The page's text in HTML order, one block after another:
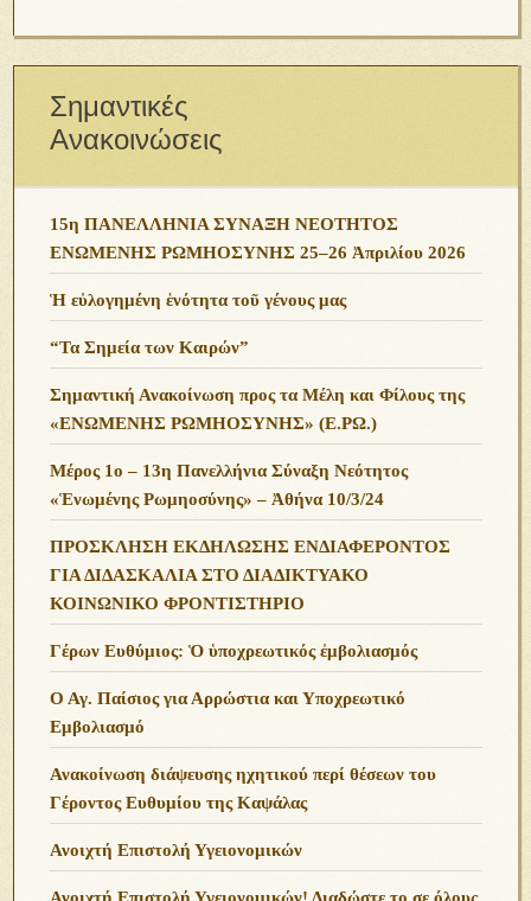
Σημαντικές
Ανακοινώσεις
15η ΠΑΝΕΛΛΗΝΙΑ ΣΥΝΑΞΗ ΝΕΟΤΗΤΟΣ
ΕΝΩΜΕΝΗΣ ΡΩΜΗΟΣΥΝΗΣ 25–26 Ἀπριλίου 2026
Ἡ εὐλογημένη ἑνότητα τοῦ γένους μας
“Τα Σημεία των Καιρών”
Σημαντική Ανακοίνωση προς τα Μέλη και Φίλους της
«ΕΝΩΜΕΝΗΣ ΡΩΜΗΟΣΥΝΗΣ» (Ε.ΡΩ.)
Μέρος 1ο – 13η Πανελλήνια Σύναξη Νεότητος
«Ἑνωμένης Ρωμηοσύνης» – Ἀθήνα 10/3/24
ΠΡΟΣΚΛΗΣΗ ΕΚΔΗΛΩΣΗΣ ΕΝΔΙΑΦΕΡΟΝΤΟΣ
ΓΙΑ ΔΙΔΑΣΚΑΛΙΑ ΣΤΟ ΔΙΑΔΙΚΤΥΑΚΟ
ΚΟΙΝΩΝΙΚΟ ΦΡΟΝΤΙΣΤΗΡΙΟ
Γέρων Ευθύμιος: Ὁ ὑποχρεωτικός ἐμβολιασμός
Ο Αγ. Παίσιος για Αρρώστια και Υποχρεωτικό
Εμβολιασμό
Ανακοίνωση διάψευσης ηχητικού περί θέσεων του
Γέροντος Ευθυμίου της Καψάλας
Ανοιχτή Επιστολή Υγειονομικών